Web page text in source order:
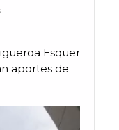
Esquer
aportes de